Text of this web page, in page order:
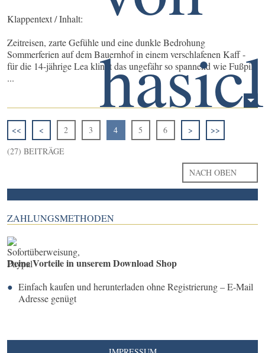
Klappentext / Inhalt:
Zeitreisen, zarte Gefühle und eine dunkle Bedrohung
Sommerferien auf dem Bauernhof in einem verschlafenen Kaff -
für die 14-jährige Lea klingt das ungefähr so spannend wie Fußpilz
...
<< < 2 3 4 5 6 >
>>
(27) BEITRÄGE
NACH OBEN
ZAHLUNGSMETHODEN
Deine Vorteile in unserem Download Shop
Einfach kaufen und herunterladen ohne Registrierung – E-Mail
Adresse genügt